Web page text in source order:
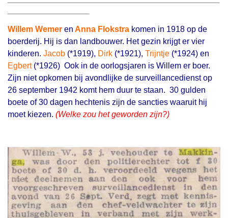
Willem Wemer en Anna Flokstra komen in 1918 op de
boerderij. Hij is dan landbouwer. Het gezin krijgt er vier
kinderen. Jacob (*1919), Dirk (*1921), Trijntje (*1924) en
Egbert(*1926) Ook in de oorlogsjaren is Willem er boer.
Zijn niet opkomen bij avondlijke de surveillancedienst op
26 september 1942 komt hem duur te staan. 30 gulden
boete of 30 dagen hechtenis zijn de sancties waaruit hij
moet kiezen. (Welke zou het geworden zijn?)